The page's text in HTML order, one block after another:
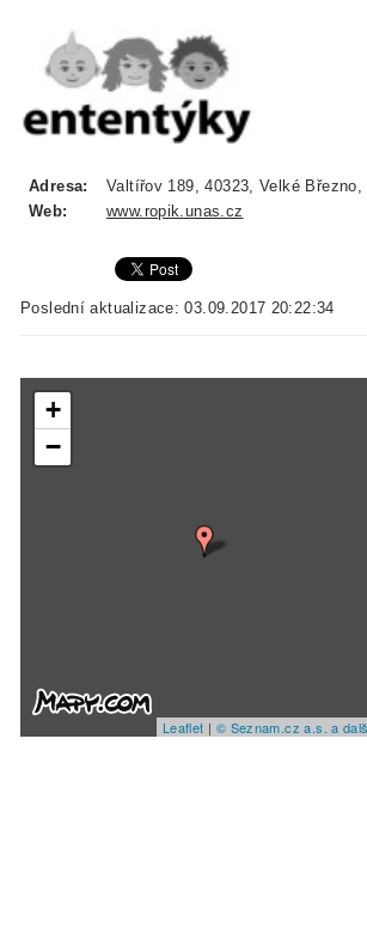
Adresa:
Valtířov 189, 40323, Velké
Web:
www.ropik.unas.cz
Poslední aktualizace: 03.09.2017 20:22:34
+
−
Leaflet | © Seznam.cz a.s. a